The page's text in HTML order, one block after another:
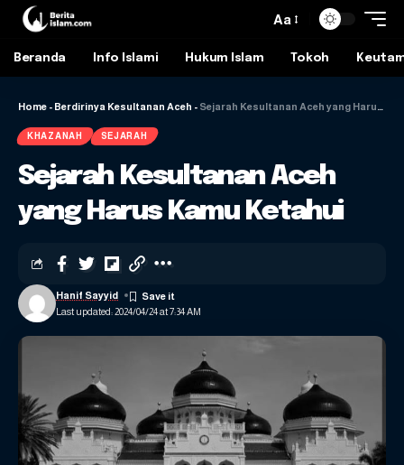
Aa
Beranda Info Islami Hukum Islam Tokoh
Home - Berdirinya Kesultanan Aceh - Sejarah Kesultanan Aceh yang Harus Kamu Ketahui
KHAZANAH SEJARAH
Sejarah Kesultanan Aceh
yang Harus Kamu Ketahui
Last updated: 2024/04/24 at 7:34 AM
Hanif Sayyid